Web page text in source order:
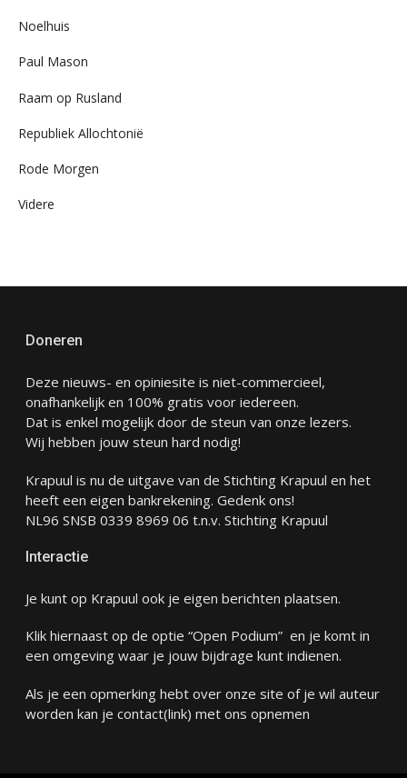
Noelhuis
Paul Mason
Raam op Rusland
Republiek Allochtonië
Rode Morgen
Videre
Doneren
Deze nieuws- en opiniesite is niet-commercieel,
onafhankelijk en 100% gratis voor iedereen.
Dat is enkel mogelijk door de steun van onze lezers.
Wij hebben jouw steun hard nodig!
Krapuul is nu de uitgave van de Stichting Krapuul en het
heeft een eigen bankrekening. Gedenk ons!
NL96 SNSB 0339 8969 06 t.n.v. Stichting Krapuul
Interactie
Je kunt op Krapuul ook je eigen berichten plaatsen.
Klik hiernaast op de optie “Open Podium” en je komt in
een omgeving waar je jouw bijdrage kunt indienen.
Als je een opmerking hebt over onze site of je wil auteur
worden kan je contact(link) met ons opnemen